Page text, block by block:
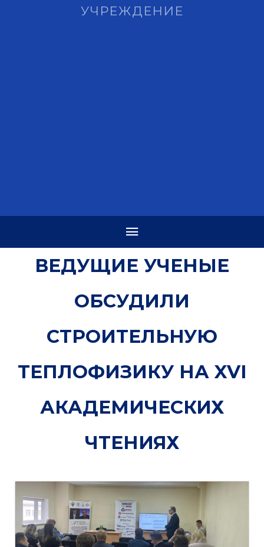
УЧРЕЖДЕНИЕ
ВЕДУЩИЕ УЧЕНЫЕ
ОБСУДИЛИ
СТРОИТЕЛЬНУЮ
ТЕПЛОФИЗИКУ НА XVI
АКАДЕМИЧЕСКИХ
ЧТЕНИЯХ